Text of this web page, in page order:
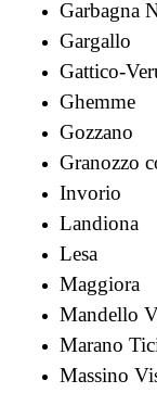
Garbagna
Gargallo
Gattico-
Ghemme
Gozzano
Granozzo
Invorio
Landiona
Lesa
Maggiora
Mandello
Marano
Massino